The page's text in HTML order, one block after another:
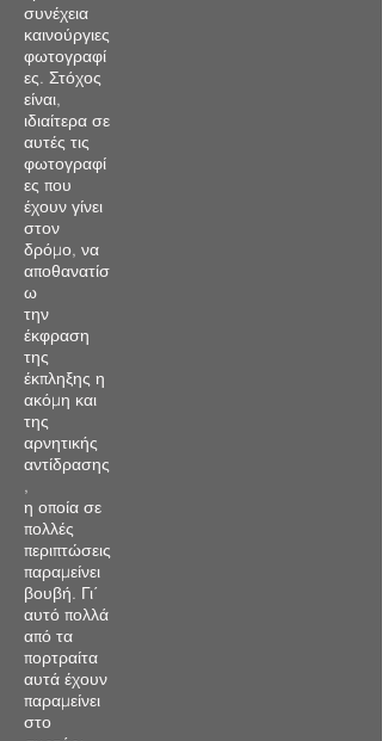
συνέχεια
καινούργιες
φωτογραφί
ες. Στόχος
είναι,
ιδιαίτερα σε
αυτές τις
φωτογραφί
ες που
έχουν γίνει
στον
δρόμο, να
αποθανατίσ
ω
την
έκφραση
της
έκπληξης η
ακόμη και
της
αρνητικής
αντίδρασης
,
η οποία σε
πολλές
περιπτώσεις
παραμείνει
βουβή. Γι΄
αυτό πολλά
από τα
πορτραίτα
αυτά έχουν
παραμείνει
στο